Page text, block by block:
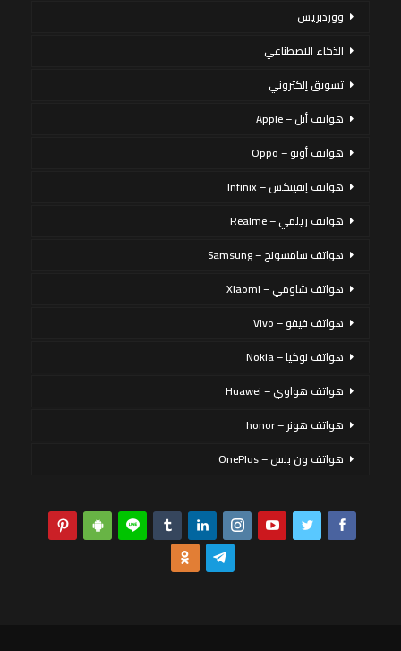
ووردبريس
الذكاء الاصطناعي
تسويق إلكتروني
هواتف أبل – Apple
هواتف أوبو – Oppo
هواتف إنفينكس – Infinix
هواتف ريلمي – Realme
هواتف سامسونج – Samsung
هواتف شاومي – Xiaomi
هواتف فيفو – Vivo
هواتف نوكيا – Nokia
هواتف هواوي – Huawei
هواتف هونر – honor
هواتف ون بلس – OnePlus